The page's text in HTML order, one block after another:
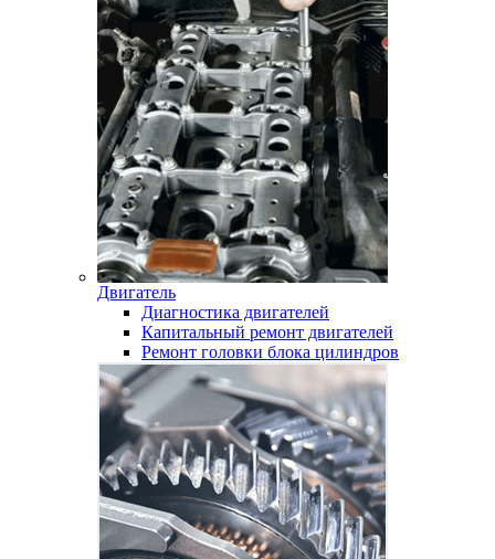
Двигатель
Диагностика двигателей
Капитальный ремонт двигателей
Ремонт головки блока цилиндров